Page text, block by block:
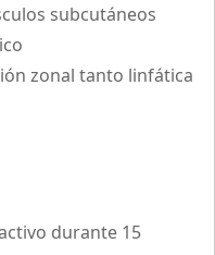
subcutáneos
zonal tanto linfática
durante 15